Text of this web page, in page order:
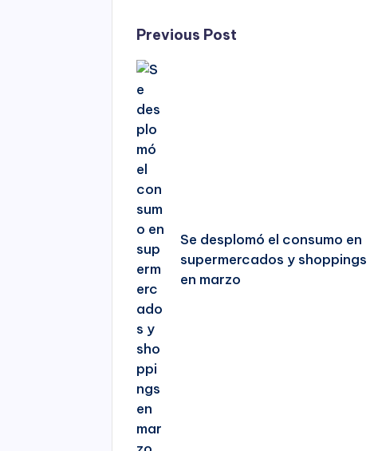
Post
navigation
Previous Post
Se desplomó el consumo en
supermercados y shoppings
en marzo